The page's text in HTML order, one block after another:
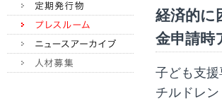
経済的に
金申請時
子ども支
チルドレ